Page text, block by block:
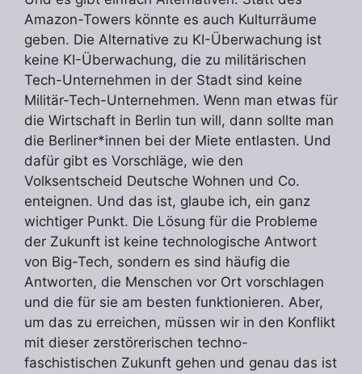
Amazon-Towers könnte es auch Kulturräume
geben. Die Alternative zu KI-Überwachung ist
keine KI-Überwachung, die zu militärischen
Tech-Unternehmen in der Stadt sind keine
Militär-Tech-Unternehmen. Wenn man etwas für
die Wirtschaft in Berlin tun will, dann sollte man
die Berliner*innen bei der Miete entlasten. Und
dafür gibt es Vorschläge, wie den
Volksentscheid Deutsche Wohnen und Co.
enteignen. Und das ist, glaube ich, ein ganz
wichtiger Punkt. Die Lösung für die Probleme
der Zukunft ist keine technologische Antwort
von Big-Tech, sondern es sind häufig die
Antworten, die Menschen vor Ort vorschlagen
und die für sie am besten funktionieren. Aber,
um das zu erreichen, müssen wir in den Konflikt
mit dieser zerstörerischen techno-
faschistischen Zukunft gehen und genau das ist